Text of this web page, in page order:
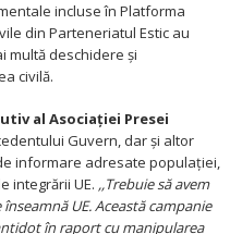
incluse în Platforma
din Parteneriatul Estic au
multă deschidere și
civilă.
al Asociației Presei
Guvern, dar și altor
informare adresate populației,
integrării UE. ,,Trebuie să avem
UE. Această campanie
în raport cu manipularea